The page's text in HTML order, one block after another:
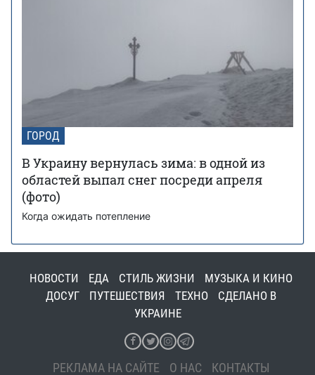
ГОРОД
В Украину вернулась зима: в одной из
областей выпал снег посреди апреля
(фото)
Когда ожидать потепление
НОВОСТИ ЕДА СТИЛЬ ЖИЗНИ
МУЗЫКА И КИНО
ДОСУГ
ПУТЕШЕСТВИЯ ТЕХНО
СДЕЛАНО В
УКРАИНЕ
РЕКЛАМА НА САЙТЕ О НАС КОНТАКТЫ